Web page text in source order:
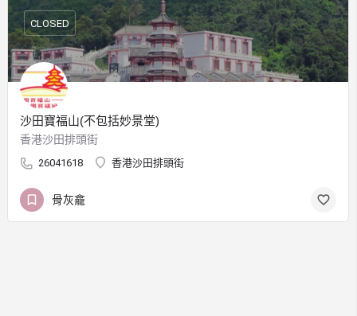
沙田寶福山(不包括妙景堂)
香港沙田排頭街
26041618 香港沙田排頭街
CLOSED
骨灰龕